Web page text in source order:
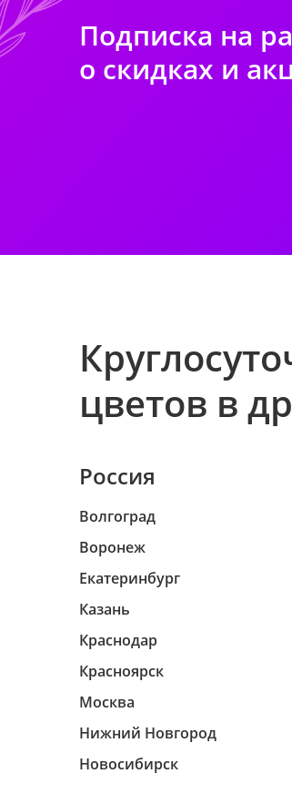
Подписка на
о скидках и
цветов в
Россия
Волгоград
Воронеж
Екатеринбург
Казань
Краснодар
Красноярск
Москва
Нижний Новгород
Новосибирск